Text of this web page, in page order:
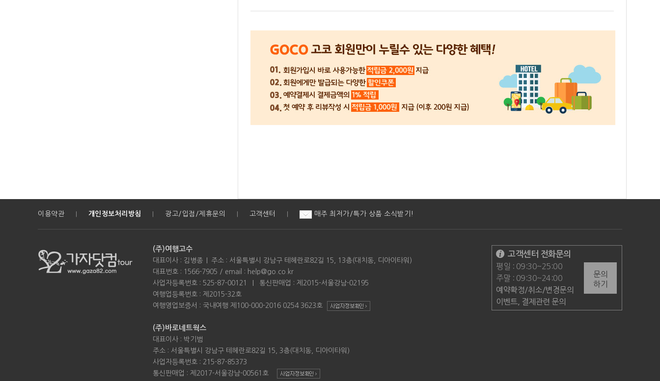
이용약관 개인정보처리방침 광고/입점/제휴문의 고객센터 매주 최저가/특가 상품 소식받기!
(주)여행고수
대표이사 : 김병종
주소 : 서울특별시 강남구 테헤란로82길 15, 13층(대치동, 디아이타워)
대표번호 : 1566-7905 / email : help@go.co.kr
사업자등록번호 : 525-87-00121
통신판매업 : 제2015-서울강남-02195
여행업등록번호 : 제2015-32호
여행영업보증서 : 국내여행 제100-000-2016 0254 3623호
(주)바로네트웍스
대표이사 : 박기범
주소 : 서울특별시 강남구 테헤란로82길 15, 3층(대치동, 디아이타워)
사업자등록번호 : 215-87-85373
통신판매업 : 제2017-서울강남-00561호
고객센터 전화문의
평일 : 09:30~25:00
주말 : 09:30~24:00
예약확정/취소/변경문의
이벤트, 결제관련 문의
문의
하기